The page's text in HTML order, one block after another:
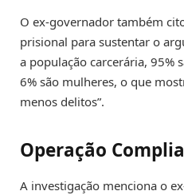
O ex-governador também
prisional para sustentar o
a população carcerária, 95%
6% são mulheres, o que
menos delitos”.
Operação
A investigação menciona o